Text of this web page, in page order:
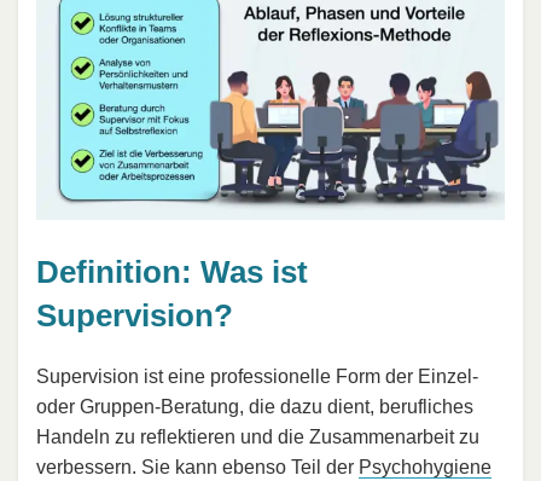
Definition: Was ist
Supervision?
Supervision ist eine professionelle Form der Einzel-
oder Gruppen-Beratung, die dazu dient, berufliches
Handeln zu reflektieren und die Zusammenarbeit zu
verbessern. Sie kann ebenso Teil der Psychohygiene